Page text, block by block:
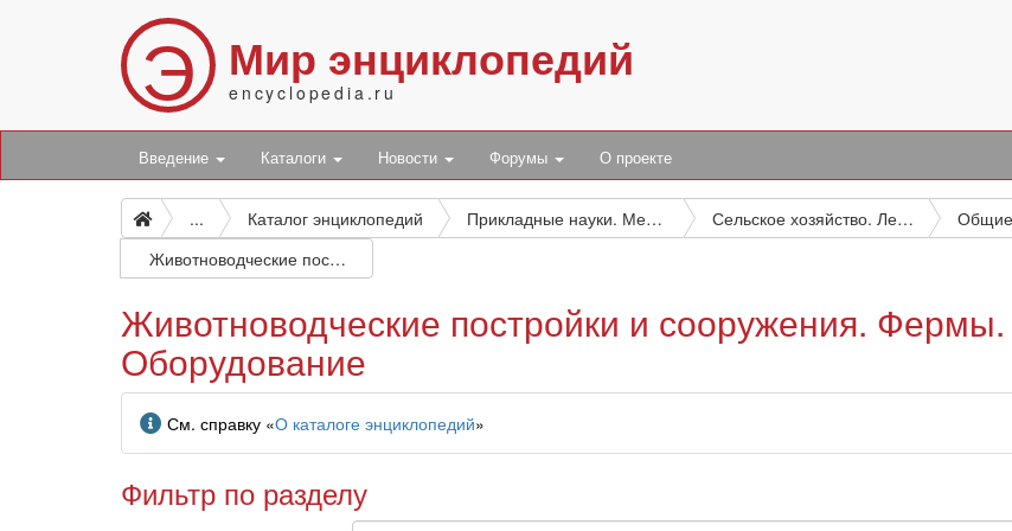
Э Мир энциклопедий
encyclopedia.ru
Введение Каталоги Новости Форумы О проекте
... Каталог энциклопедий Прикладные науки. Медицина. Техника Сельское хозяйство. Лесное хозяйство. Охота. Рыбное хозяйство
Животноводческие постройки и сооружения. Фермы. Подсобные помещения. Оборудование
Животноводческие постройки и сооружения.
Оборудование
Информация
См. справку «О каталоге энциклопедий»
Фильтр по разделу